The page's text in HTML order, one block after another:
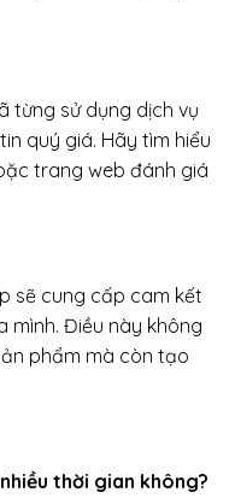
từng sử dụng dịch vụ
quý giá. Hãy tìm hiểu
trang web đánh giá
sẽ cung cấp cam kết
mình. Điều này không
phẩm mà còn tạo
thời gian không?